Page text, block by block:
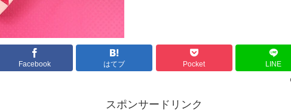
Facebook はてブ Pocket LINE
スポンサードリンク